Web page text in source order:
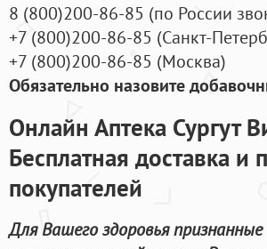
8 (800)200-86-85 (по России
+7 (800)200-86-85 (Санкт-
+7 (800)200-86-85 (Москва)
Обязательно назовите
Онлайн Аптека Сургут
Бесплатная доставка
покупателей
Для Вашего здоровья